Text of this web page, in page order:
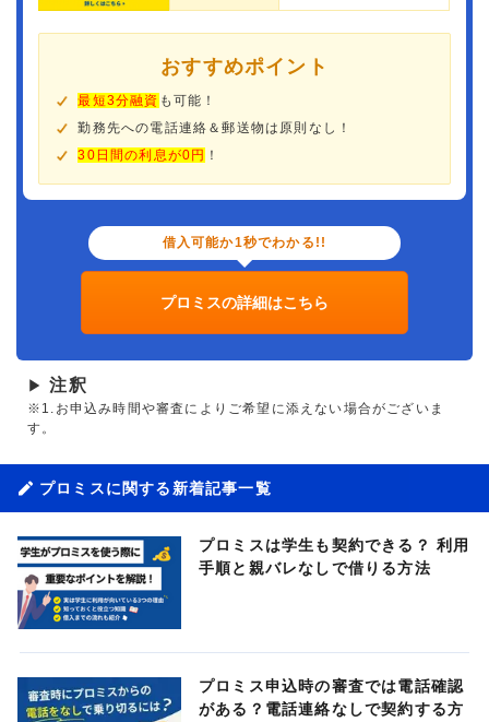
おすすめポイント
最短3分融資 も可能！
勤務先への電話連絡＆郵送物は原則なし！
30日間の利息が0円 ！
借入可能か1秒でわかる!!
プロミスの詳細はこちら
▶ 注釈
※1.お申込み時間や審査によりご希望に添えない場合がございま
す。
プロミスに関する新着記事一覧
プロミスは学生も契約できる？ 利用
手順と親バレなしで借りる方法
プロミス申込時の審査では電話確認
がある？電話連絡なしで契約する方